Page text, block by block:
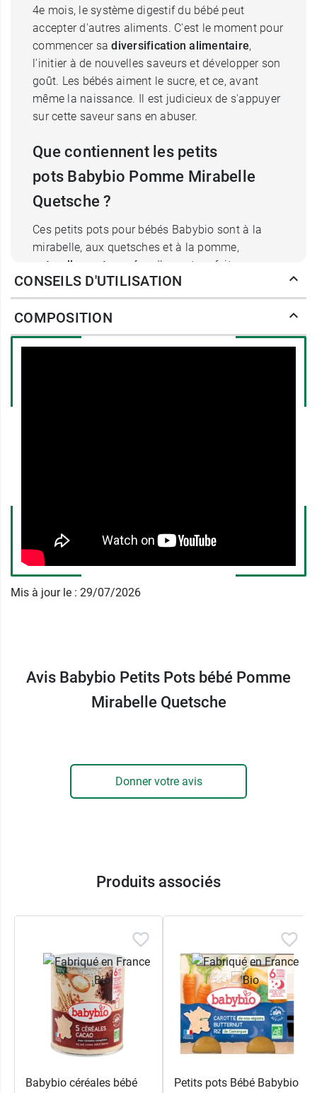
4e mois, le système digestif du bébé peut
accepter d'autres aliments. C'est le moment pour
commencer sadiversification alimentaire,
l'initier à de nouvelles saveurs et développer son
goût. Les bébés aiment le sucre, et ce, avant
même la naissance. Il est judicieux de s'appuyer
sur cette saveur sans en abuser.
Que contiennent les petits
pots Babybio Pomme Mirabelle
Quetsche ?
Ces petits pots pour bébés Babybio sont à la
mirabelle, aux quetsches et à la pomme,
naturellement sucrées
. Ils sont parfaits pour
faire découvrir les fruits au bébé, en dessert à la
fin du repas. Ils sontsans sucres ajoutés: des
aliments trop sucrés risqueraient de nuire à
l'enfant en altérant son équilibre alimentaire.
Conditionnement :Lot de 2 pots de 130 g
chacun.
Et pour initier votre enfant à des saveurs salées,
CONSEILS D'UTILISATION
COMPOSITION
Mis à jour le : 29/07/2026
Avis Babybio Petits Pots bébé Pomme
Mirabelle Quetsche
Donner votre avis
Produits associés
Babybio céréales bébé Petits pots Bébé Babybio